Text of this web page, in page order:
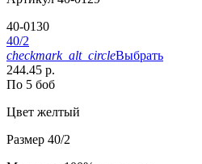
40-0130
40/2
checkmark_alt_circleВыбрать
244.45 р.
По 5 боб
Цвет желтый
Размер 40/2